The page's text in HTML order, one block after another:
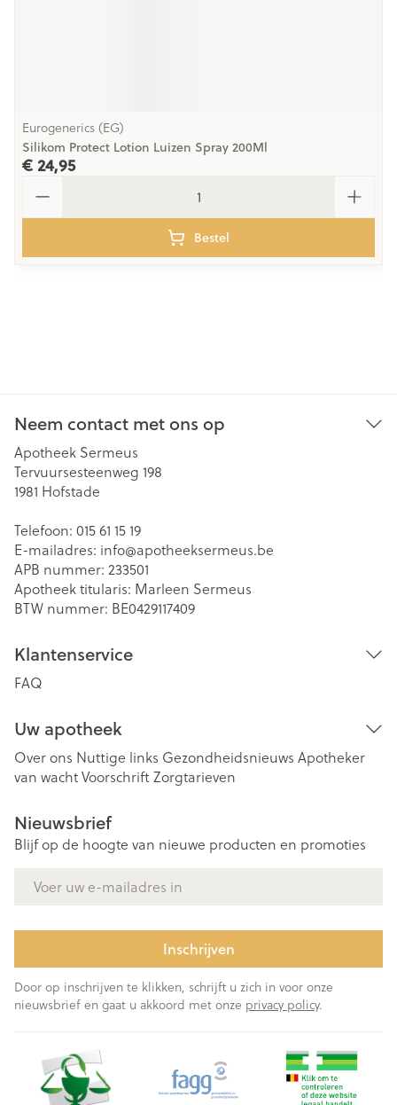
Eurogenerics (EG)
Silikom Protect Lotion Luizen Spray 200Ml
€ 24,95
Bestel
Neem contact met ons op
Apotheek Sermeus
Tervuursesteenweg 198
1981 Hofstade
Telefoon: 015 61 15 19
E-mailadres: info@apotheeksermeus.be
APB nummer: 233501
Apotheek titularis: Marleen Sermeus
BTW nummer: BE0429117409
Klantenservice
FAQ
Uw apotheek
Over ons Nuttige links Gezondheidsnieuws Apotheker
van wachtVoorschriftZorgtarieven
Nieuwsbrief
Blijf op de hoogte van nieuwe producten en promoties
Inschrijven
Door op inschrijven te klikken, schrijft u zich in voor onze
nieuwsbrief en gaat u akkoord met onze privacy policy.